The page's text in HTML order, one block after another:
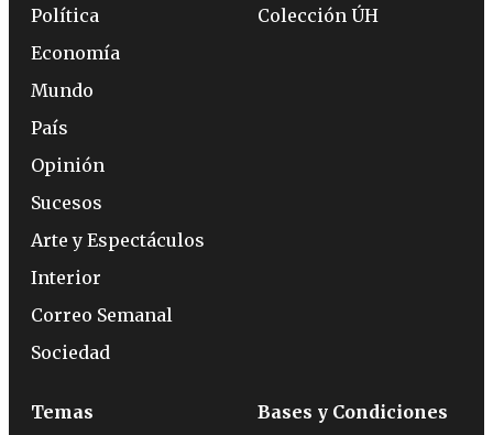
Política
Economía
Mundo
País
Opinión
Sucesos
Arte y Espectáculos
Interior
Correo Semanal
Sociedad
Colección ÚH
Temas Bases y Condiciones